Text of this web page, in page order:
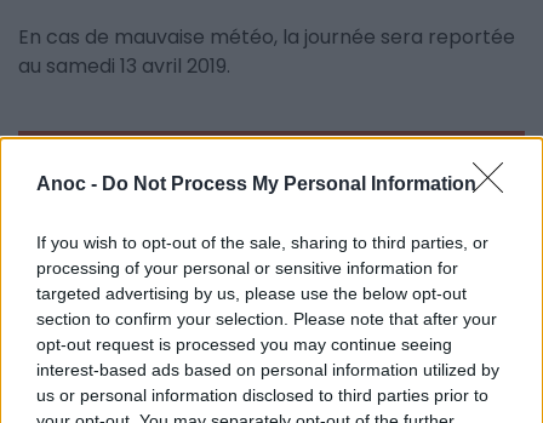
Anoc - Do Not Process My Personal Information
If you wish to opt-out of the sale, sharing to third parties, or
processing of your personal or sensitive information for
targeted advertising by us, please use the below opt-out
section to confirm your selection. Please note that after your
opt-out request is processed you may continue seeing
interest-based ads based on personal information utilized by
us or personal information disclosed to third parties prior to
En cas de mauvaise météo, la journée sera reportée
au samedi 13 avril 2019.
DATES ET HORAIRES
De 9h à 16h30
LIEU
Bois de Montmaur
Bois de Montmaur
34090 Montpellier
Calcul d'itinéraire